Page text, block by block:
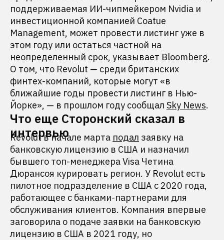
поддерживаемая ИИ-чипмейкером Nvidia и
инвестиционной компанией Coatue
Management, может провести листинг уже в
этом году или остаться частной на
неопределенный срок, указывает Bloomberg.
О том, что Revolut — среди британских
финтех-компаний, которые могут «в
ближайшие годы провести листинг в Нью-
Йорке», — в прошлом году сообщал Sky News.
Что еще Сторонский сказал в
интервью
Revolut в начале марта подал заявку на
банковскую лицензию в США и назначил
бывшего топ-менеджера Visa Четина
Дюрансоя курировать регион. У Revolut есть
пилотное подразделение в США с 2020 года,
работающее с банками-партнерами для
обслуживания клиентов. Компания впервые
заговорила о подаче заявки на банковскую
лицензию в США в 2021 году, но